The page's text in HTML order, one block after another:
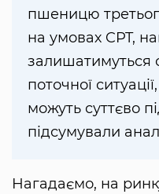
пшеницю
на умовах CPT,
залишатимуться
поточної
можуть суттєво
підсумували
Нагадаємо, на